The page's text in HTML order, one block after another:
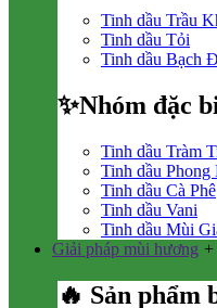
Tinh dầu Trầu
Tinh dầu Tỏi
Tinh dầu Bạch
✨Nhóm đặc
Tinh dầu Tràm
Tinh dầu Phong
Tinh dầu Cà Phê
Tinh dầu Vani
Tinh dầu Mùi
Giải pháp mùi hương +
🔥 Sản phẩm